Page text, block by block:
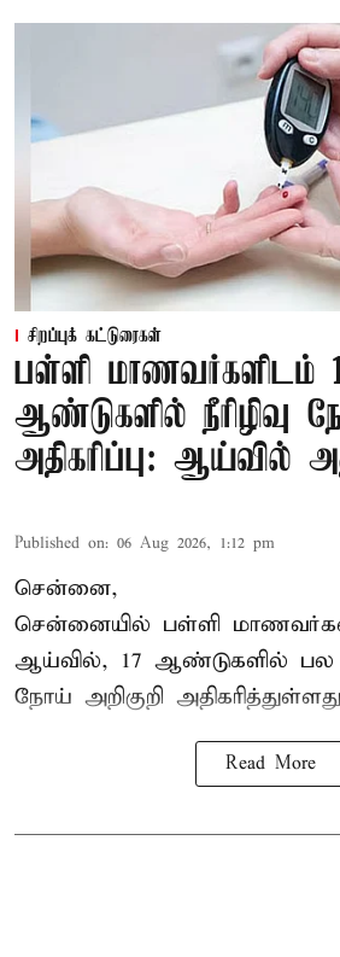
சிறப்புக் கட்டுரைகள்
பள்ளி மாணவர்களிடம்
ஆண்டுகளில் நீரிழிவு
அதிகரிப்பு: ஆய்வில்
Published on: 06 Aug 2026, 1:12 pm
சென்னை,
சென்னையில் பள்ளி
ஆய்வில், 17 ஆண்டுகளில் பல
நோய் அறிகுறி
Read More